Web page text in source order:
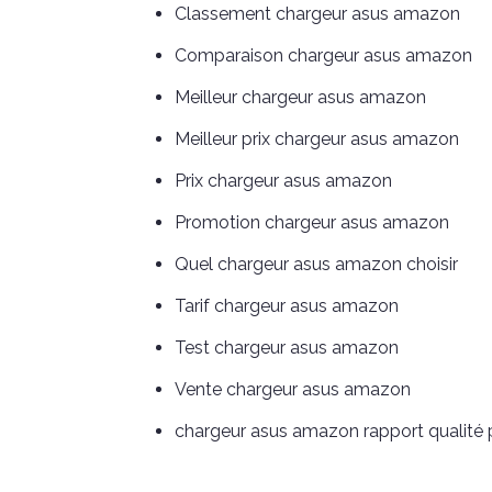
Classement chargeur asus amazon
Comparaison chargeur asus amazon
Meilleur chargeur asus amazon
Meilleur prix chargeur asus amazon
Prix chargeur asus amazon
Promotion chargeur asus amazon
Quel chargeur asus amazon choisir
Tarif chargeur asus amazon
Test chargeur asus amazon
Vente chargeur asus amazon
chargeur asus amazon rapport qualité